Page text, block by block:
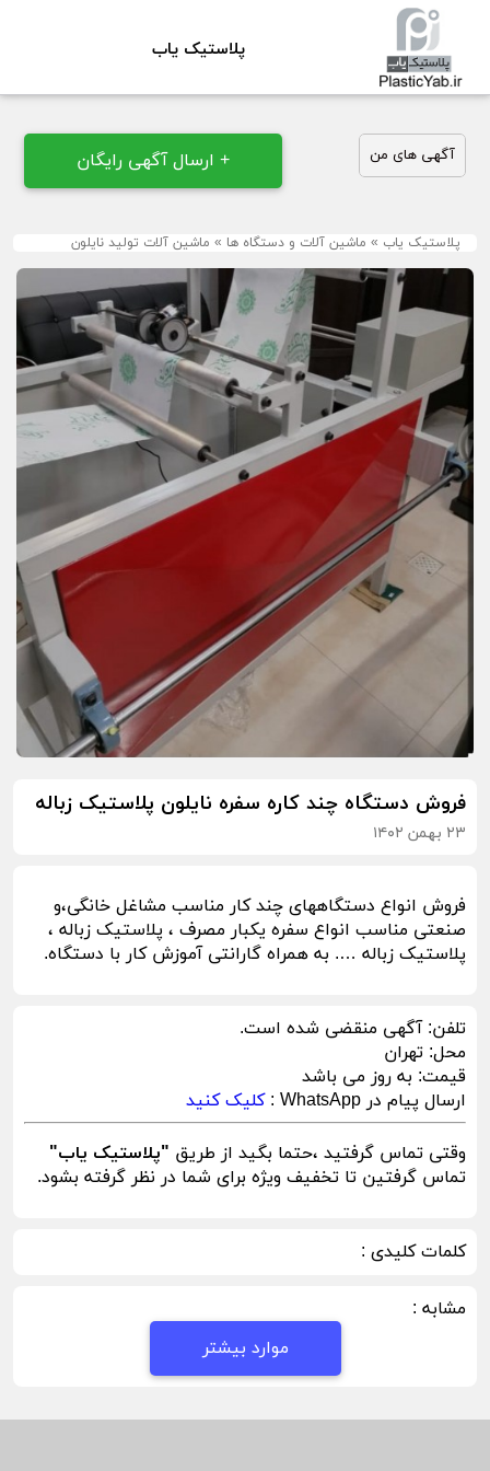
پلاستیک یاب
آگهی های من + ارسال آگهی رایگان
پلاستیک یاب » ماشین آلات و دستگاه ها » ماشین آلات تولید نایلون
فروش دستگاه چند کاره سفره نایلون پلاستیک زباله
۲۳ بهمن ۱۴۰۲
فروش انواع دستگاههای چند کار مناسب مشاغل خانگی،و
صنعتی مناسب انواع سفره یکبار مصرف ، پلاستیک زباله ،
پلاستیک زباله …. به همراه گارانتی آموزش کار با دستگاه.
تلفن:آگهی منقضی شده است.
محل: تهران
قیمت: به روز می باشد
ارسال پیام در WhatsApp :
کلیک کنید
وقتی تماس گرفتید ،حتما بگید از طریق "پلاستیک یاب"
تماس گرفتین تا تخفیف ویژه برای شما در نظر گرفته بشود.
کلمات کلیدی :
مشابه :
موارد بیشتر